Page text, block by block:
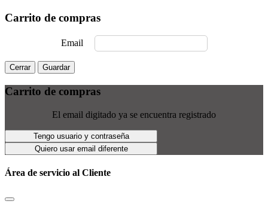
Carrito de compras
Email
Cerrar Guardar
Carrito de compras
El email digitado ya se encuentra registrado
Tengo usuario y contraseña
Quiero usar email diferente
Área de servicio al Cliente